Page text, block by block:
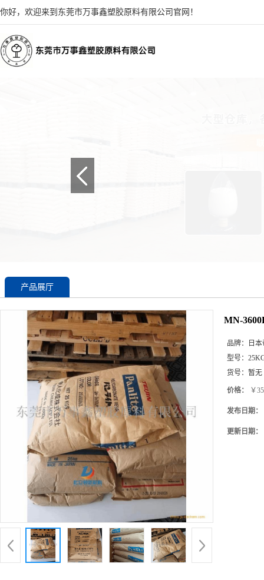
你好，欢迎来到东莞市万事鑫塑胶原料有限公司官网！
产品展厅
MN-
品牌：
日
型号：
货号： 暂无
价格： ￥
发布日期：
更新日期：